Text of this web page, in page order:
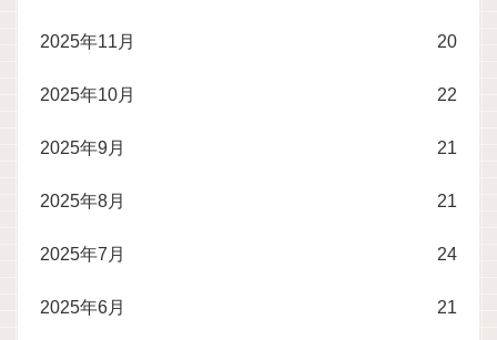
2025年11月 20
2025年10月 22
2025年9月 21
2025年8月 21
2025年7月 24
2025年6月 21